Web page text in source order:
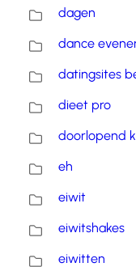
dagen
dance
datingsites
dieet pro
doorlopend
eh
eiwit
eiwitshakes
eiwitten